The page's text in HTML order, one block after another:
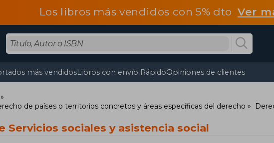
Los libros más vendidos con 5% dtoVer
más vendidosLibros con envío RápidoOpiniones de clientes
de países o territorios concretos y áreas específicas del derecho
Servicios sociales y asistencia social